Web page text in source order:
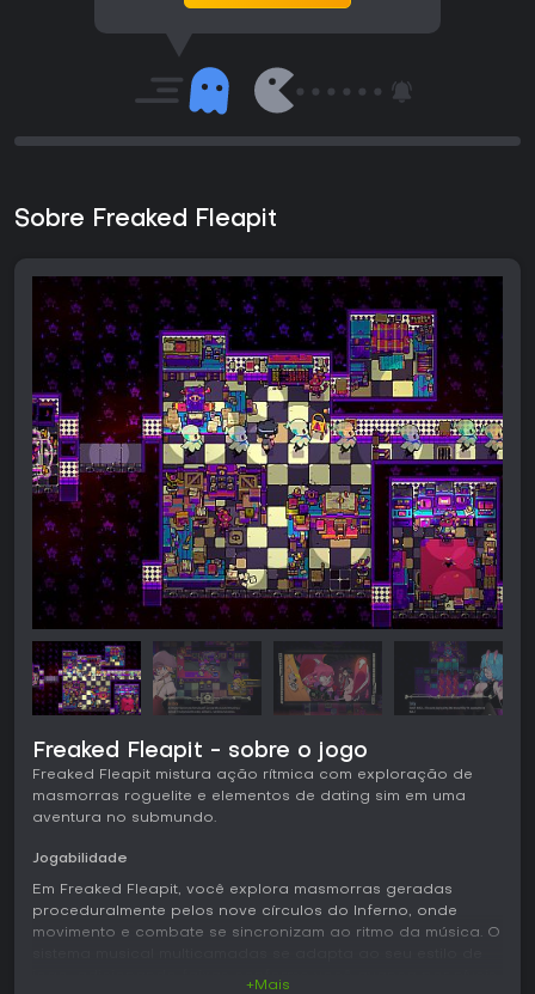
Sobre Freaked Fleapit
Freaked Fleapit - sobre o jogo
Freaked Fleapit mistura ação rítmica com exploração de
masmorras roguelite e elementos de dating sim em uma
aventura no submundo.
Jogabilidade
Em Freaked Fleapit, você explora masmorras geradas
proceduralmente pelos nove círculos do Inferno, onde
movimento e combate se sincronizam ao ritmo da música. O
+Mais